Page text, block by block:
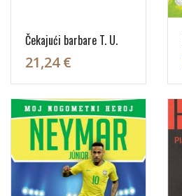
Čekajući barbare T. U.
21,24 €